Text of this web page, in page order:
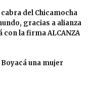
del Chicamocha
gracias a alianza
la firma ALCANZA
una mujer